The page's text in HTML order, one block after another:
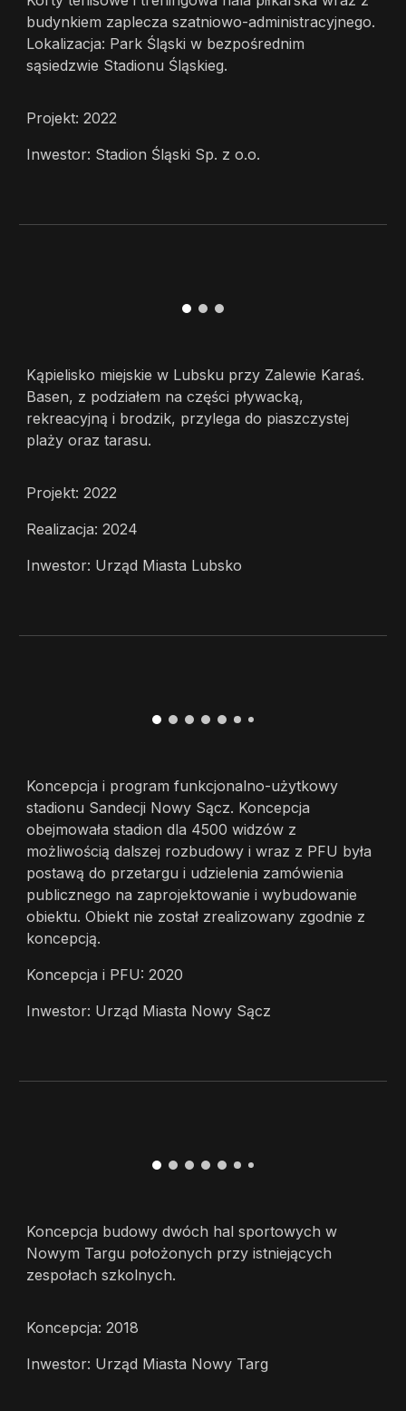
budynkiem zaplecza szatniowo-administracyjnego.
Lokalizacja: Park Śląski w bezpośrednim
sąsiedzwie Stadionu Śląskieg.
Projekt: 2022
Inwestor: Stadion Śląski Sp. z o.o.
Kąpielisko miejskie w Lubsku przy Zalewie Karaś.
Basen, z podziałem na części pływacką,
rekreacyjną i brodzik, przylega do piaszczystej
plaży oraz tarasu.
Projekt: 2022
Realizacja: 2024
Inwestor: Urząd Miasta Lubsko
Koncepcja i program funkcjonalno-użytkowy
stadionu Sandecji Nowy Sącz. Koncepcja
obejmowała stadion dla 4500 widzów z
możliwością dalszej rozbudowy i wraz z PFU była
postawą do przetargu i udzielenia zamówienia
publicznego na zaprojektowanie i wybudowanie
obiektu. Obiekt nie został zrealizowany zgodnie z
koncepcją.
Koncepcja i PFU: 2020
Inwestor: Urząd Miasta Nowy Sącz
Koncepcja budowy dwóch hal sportowych w
Nowym Targu położonych przy istniejących
zespołach szkolnych.
Koncepcja: 2018
Inwestor: Urząd Miasta Nowy Targ